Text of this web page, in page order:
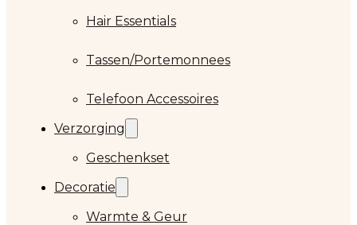
Hair Essentials
Tassen/Portemonnees
Telefoon Accessoires
Verzorging
Geschenkset
Decoratie
Warmte & Geur